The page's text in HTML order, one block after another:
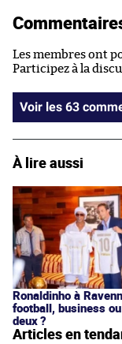
Les membres ont
Participez à la
Voir les 63
À lire aussi
Ronaldinho à
football, business
deux ?
Articles en